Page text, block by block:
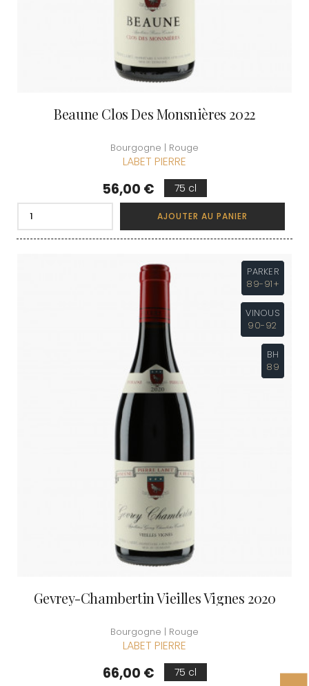
Beaune Clos Des Monsnières 2022
Bourgogne | Rouge
LABET PIERRE
Prix
56,00 € 75 cl
AJOUTER AU PANIER
PARKER
89-91+
VINOUS
90-92
BH
89
Gevrey-Chambertin Vieilles Vignes 2020
Bourgogne | Rouge
LABET PIERRE
Prix
66,00 € 75 cl